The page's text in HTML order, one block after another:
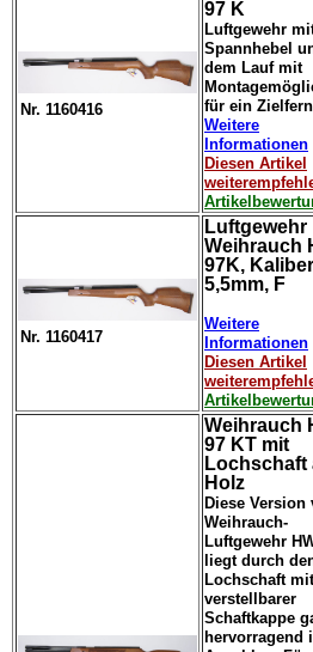
Nr. 1160416
97 K
Luftgewehr
Spannhebel
dem Lauf mit
für ein
Weitere
Informationen
Diesen Artikel
Nr. 1160417
Luftgewehr
Weihrauch
97K, Kaliber
5,5mm, F
Weitere
Informationen
Diesen Artikel
Weihrauch
97 KT mit
Lochschaft
Holz
Diese Version
Weihrauch-
Luftgewehr
liegt durch
Lochschaft mit
verstellbarer
Schaftkappe
hervorragend